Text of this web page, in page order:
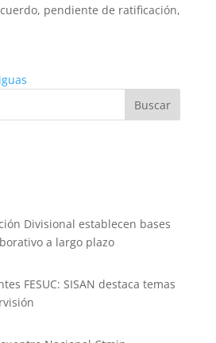
pendiente de ratificación,
Divisional establecen bases
a largo plazo
FESUC: SISAN destaca temas